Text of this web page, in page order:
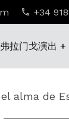
+34
弗拉门戈演出
alma de